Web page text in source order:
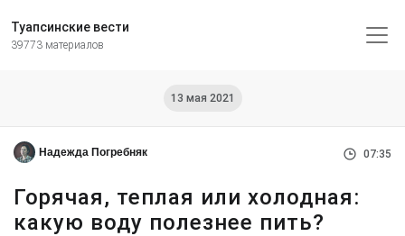
Туапсинские вести
39773 материалов
13 мая 2021
Надежда Погребняк 07:35
Горячая, теплая или холодная:
какую воду полезнее пить?